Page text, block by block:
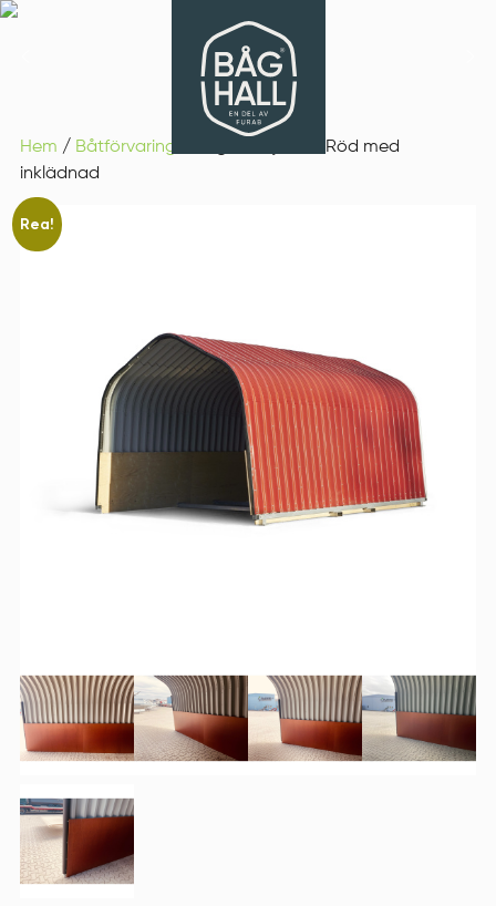
Hem / Båtförvaring
/ Båghall Flyttbar Röd med
inklädnad
Rea!